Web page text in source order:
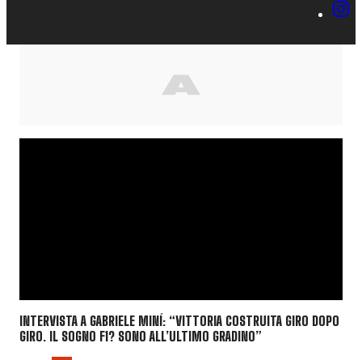
INTERVISTA A GABRIELE MINÍ: “VITTORIA COSTRUITA GIRO DOPO
GIRO. IL SOGNO F1? SONO ALL’ULTIMO GRADINO”